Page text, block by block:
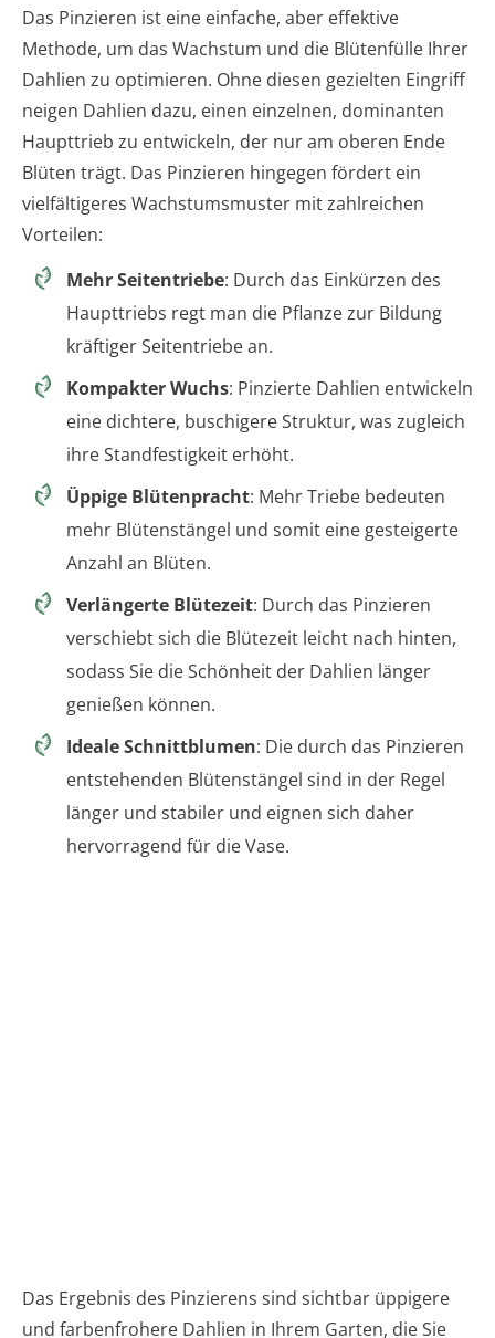
Das Pinzieren ist eine einfache, aber effektive
Methode, um das Wachstum und die Blütenfülle Ihrer
Dahlien zu optimieren. Ohne diesen gezielten Eingriff
neigen Dahlien dazu, einen einzelnen, dominanten
Haupttrieb zu entwickeln, der nur am oberen Ende
Blüten trägt. Das Pinzieren hingegen fördert ein
vielfältigeres Wachstumsmuster mit zahlreichen
Vorteilen:
Mehr Seitentriebe: Durch das Einkürzen des
Haupttriebs regt man die Pflanze zur Bildung
kräftiger Seitentriebe an.
Kompakter Wuchs: Pinzierte Dahlien entwickeln
eine dichtere, buschigere Struktur, was zugleich
ihre Standfestigkeit erhöht.
Üppige Blütenpracht: Mehr Triebe bedeuten
mehr Blütenstängel und somit eine gesteigerte
Anzahl an Blüten.
Verlängerte Blütezeit: Durch das Pinzieren
verschiebt sich die Blütezeit leicht nach hinten,
sodass Sie die Schönheit der Dahlien länger
genießen können.
Ideale Schnittblumen: Die durch das Pinzieren
entstehenden Blütenstängel sind in der Regel
länger und stabiler und eignen sich daher
hervorragend für die Vase.
Das Ergebnis des Pinzierens sind sichtbar üppigere
und farbenfrohere Dahlien in Ihrem Garten, die Sie